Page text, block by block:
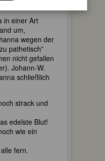
in einer Art
um,
wegen der
pathetisch”
nicht gefallen
Johann-W.
schließlich
strack und
edelste Blut!
wie ein
fern.